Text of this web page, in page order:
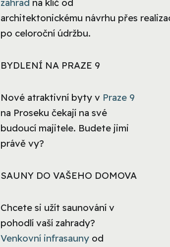
zahrad na klíč od
architektonickému návrhu přes
po celoroční údržbu.
BYDLENÍ NA PRAZE 9
Nové atraktivní byty v Praze 9
na Proseku čekají na své
budoucí majitele. Budete jimi
právě vy?
SAUNY DO VAŠEHO DOMOVA
Chcete si užít saunování v
pohodlí vaší zahrady?
Venkovní infrasauny od